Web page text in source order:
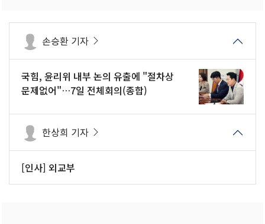
손승환 기자
국힘, 윤리위 내부 논의 유출에 "절차상
문제없어"…7일 전체회의(종합)
한상희 기자
[인사] 외교부